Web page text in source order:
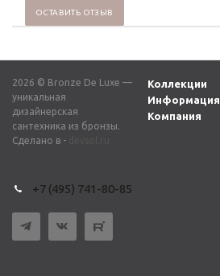
ОСТАВИТЬ ОТЗЫВ
2026 © Bronze De Luxe —
уникальная
дизайнерская
сантехника из бронзы.
Сделано в -
Коллекции
Информация
Компания
+7 (495) 741-80-85